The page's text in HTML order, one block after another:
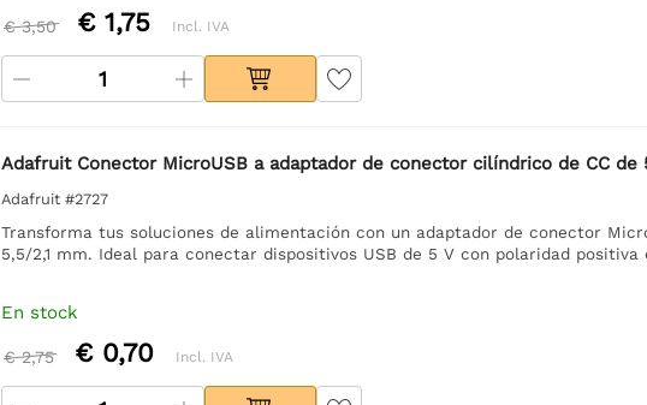
€ 3,50 € 1,75 Incl. IVA
Adafruit Conector MicroUSB a adaptador de conector cilíndrico de CC de
Adafruit #2727
Transforma tus soluciones de alimentación con un adaptador de conector
5,5/2,1 mm. Ideal para conectar dispositivos USB de 5 V con polaridad positiva
En stock
€ 2,75 € 0,70 Incl. IVA